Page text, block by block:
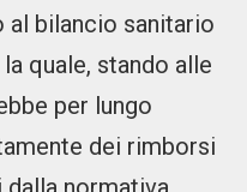
al bilancio sanitario
quale, stando alle
per lungo
dei rimborsi